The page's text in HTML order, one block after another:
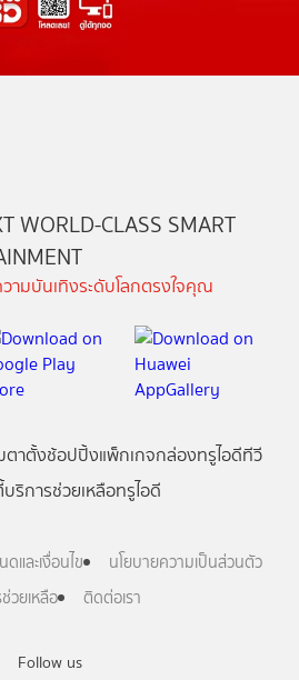
Follow us
WORLD-CLASS SMART
ามบันเทิงระดับโลกตรงใจคุณ
ตาตั้งช้อปปิ้งแพ็กเกจกล่องทรูไอดีทีวี
บริการช่วยเหลือทรูไอดี
และเงื่อนไข
นโยบายความเป็นส่วนตัว
วยเหลือ
ติดต่อเรา